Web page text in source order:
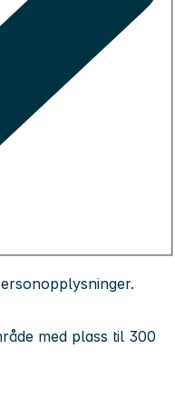
med plass til 300